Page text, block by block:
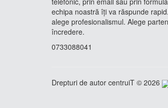
echipa noastră îți va răspunde
alege profesionalismul. Alege
încredere.
0733088041
Drepturi de autor centruiT © 2026